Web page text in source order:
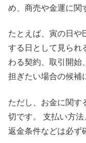
め、商売や金運に関
たとえば、寅の日や
する日として見られ
わる契約、取引開始
担ぎたい場合の候補
ただし、お金に関す
切です。 支払い方法
返金条件などは必ず